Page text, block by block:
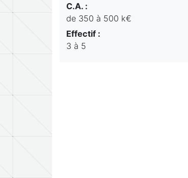
C.A. :
de 350 à 500 k€
Effectif :
3 à 5